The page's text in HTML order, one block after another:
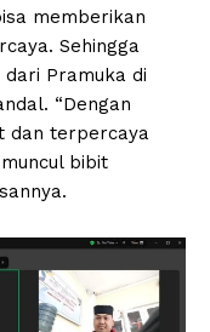
memberikan
Sehingga
Pramuka di
“Dengan
dan terpercaya
bibit